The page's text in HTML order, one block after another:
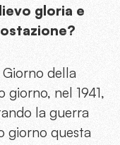
gloria e
della
giorno, nel 1941,
la guerra
giorno questa